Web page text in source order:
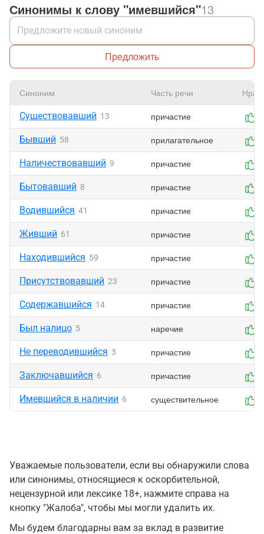
Синонимы к слову "имевшийся"13
Предложить
Синоним Часть речи
Существовавший 13 причастие
Бывший 58 прилагательное
Наличествовавший 9 причастие
Бытовавший 8 причастие
Водившийся 41 причастие
Живший 61 причастие
Находившийся 59 причастие
Присутствовавший 23 причастие
Содержавшийся 14 причастие
Был налицо 5 наречие
Не переводившийся 3 причастие
Заключавшийся 6 причастие
Имевшийся в наличии 6 существительное
Уважаемые пользователи, если вы обнаружили слова
или синонимы, относящиеся к оскорбительной,
нецензурной или лексике 18+, нажмите справа на
кнопку "Жалоба", чтобы мы могли удалить их.
Мы будем благодарны вам за вклад в развитие